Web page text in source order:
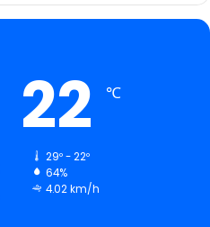
22 ℃
29º - 22º
64%
4.02 km/h